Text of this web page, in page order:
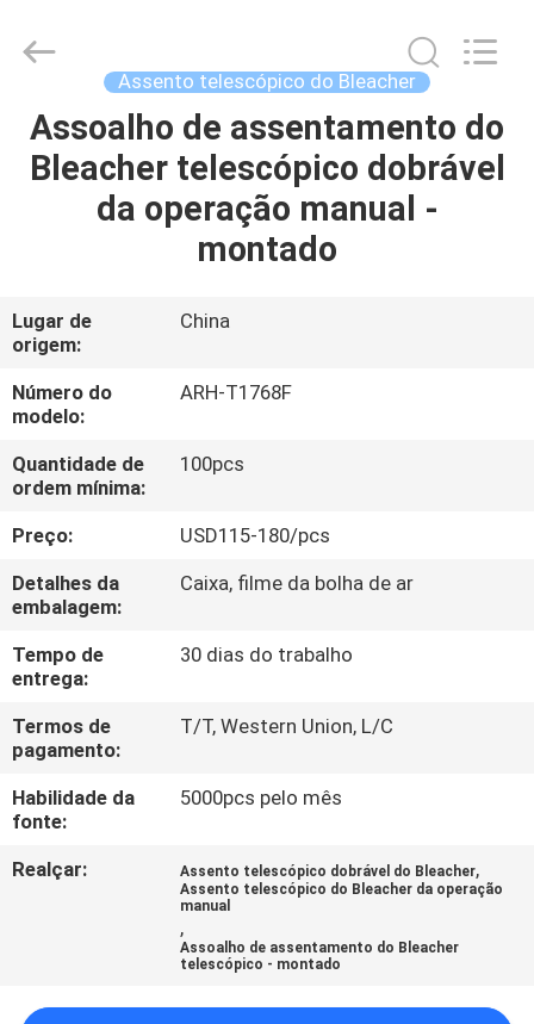
CASA
PRODUTOS
NÓS
EXCURSÃO
DA
FÁBRICA
CONTROLE
DA
CONTACTE-
NOS
BLOG
Commercial
Co.,Ltd.
Reserved.
Assento telescópico do Bleacher
Assoalho de assentamento do
Bleacher telescópico dobrável
da operação manual -
montado
Lugar de
origem:
China
Número do
modelo:
ARH-T1768F
Quantidade de
ordem mínima:
100pcs
Preço:
USD115-180/pcs
Detalhes da
embalagem:
Caixa, filme da bolha de ar
Tempo de
entrega:
30 dias do trabalho
Termos de
pagamento:
T/T, Western Union, L/C
Habilidade da
fonte:
5000pcs pelo mês
Realçar: Assento telescópico dobrável do Bleacher,
Assento telescópico do Bleacher da operação
manual
,
Assoalho de assentamento do Bleacher
telescópico - montado